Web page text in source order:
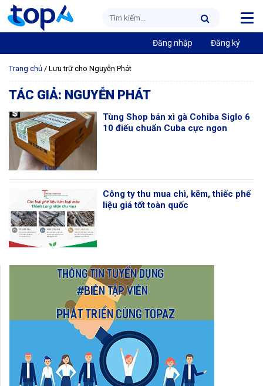
Đăng nhập Đăng ký
Trang chủ / Lưu trữ cho Nguyễn Phát
TÁC GIẢ: NGUYỄN PHÁT
Tùng Shop bán xì gà Cohiba Siglo 6
10 điếu chuẩn Cuba cực ngon
Công ty thu mua chì, kẽm, thiếc phế
liệu giá tốt toàn quốc